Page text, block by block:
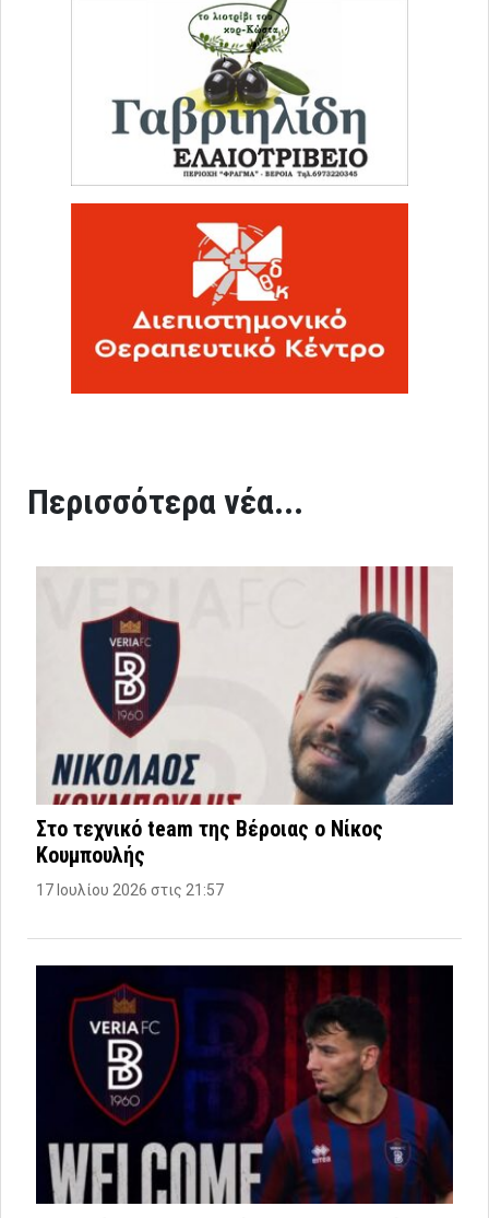
Περισσότερα νέα...
Στο τεχνικό team της Βέροιας ο Νίκος
Κουμπουλής
17 Ιουλίου 2026 στις 21:57